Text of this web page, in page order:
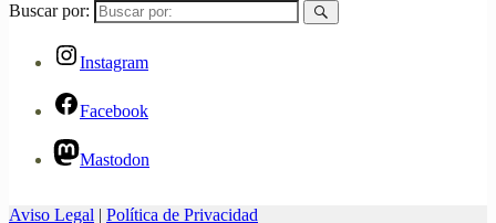
Buscar por:
Instagram
Facebook
Mastodon
Aviso Legal | Política de Privacidad